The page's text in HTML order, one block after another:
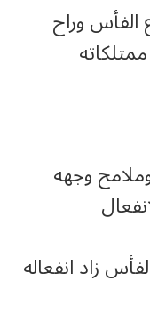
الفأس وراح
وجهه
زاد انفعاله